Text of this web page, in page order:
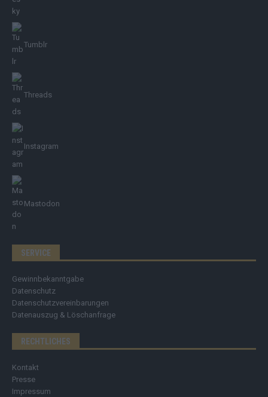
Tumblr
Threads
Instagram
Mastodon
SERVICE
Gewinnbekanntgabe
Datenschutz
Datenschutzvereinbarungen
Datenauszug & Löschanfrage
RECHTLICHES
Kontakt
Presse
Impressum